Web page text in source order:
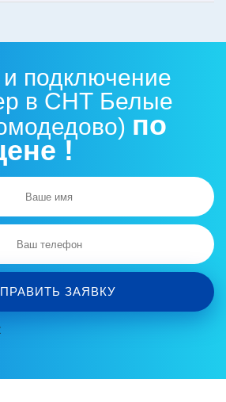
и подключение
в СНТ Белые
по
!
ЗАЯВКУ